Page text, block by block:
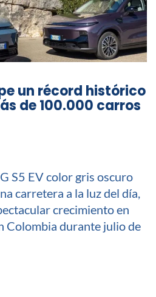
un récord histórico
de 100.000 carros